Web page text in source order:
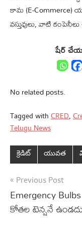
కామ‌ (E-
వ‌స్తువులు, వాటి
షేర్
No related posts.
Tagged with CRED,
Telugu News
క్రెడిట్‌ యువత
Post
navigation
Previous Post
Emergency
కోత‌ల టెన్షనే